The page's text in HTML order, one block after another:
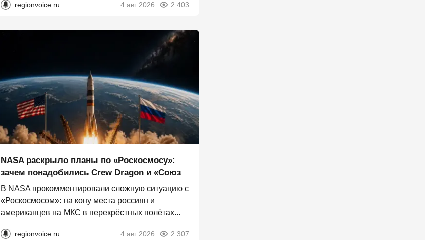
regionvoice.ru 4 авг 2026 2 403
NASA раскрыло планы по «Роскосмосу»:
зачем понадобились Crew Dragon и «Союз
В NASA прокомментировали сложную ситуацию с
«Роскосмосом»: на кону места россиян и
американцев на МКС в перекрёстных полётах...
regionvoice.ru 4 авг 2026 2 307